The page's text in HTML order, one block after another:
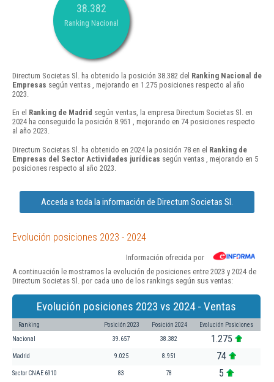
38.382
Ranking Nacional
Directum Societas Sl. ha obtenido la posición 38.382 del Ranking Nacional de
Empresas según ventas , mejorando en 1.275 posiciones respecto al año
2023.
En el Ranking de Madrid según ventas, la empresa Directum Societas Sl. en
2024 ha conseguido la posición 8.951 , mejorando en 74 posiciones respecto
al año 2023.
Directum Societas Sl. ha obtenido en 2024 la posición 78 en el Ranking de
Empresas del Sector Actividades jurídicas según ventas , mejorando en 5
posiciones respecto al año 2023.
Acceda a toda la información de Directum Societas Sl.
Evolución posiciones 2023 - 2024
Información ofrecida por
A continuación le mostramos la evolución de posiciones entre 2023 y 2024 de
Directum Societas Sl. por cada uno de los rankings según sus ventas:
Evolución posiciones 2023 vs 2024 - Ventas
Ranking Posición 2023 Posición 2024 Evolución Posiciones
Nacional 39.657 38.382 1.275
Madrid 9.025 8.951 74
Sector CNAE 6910 83 78 5